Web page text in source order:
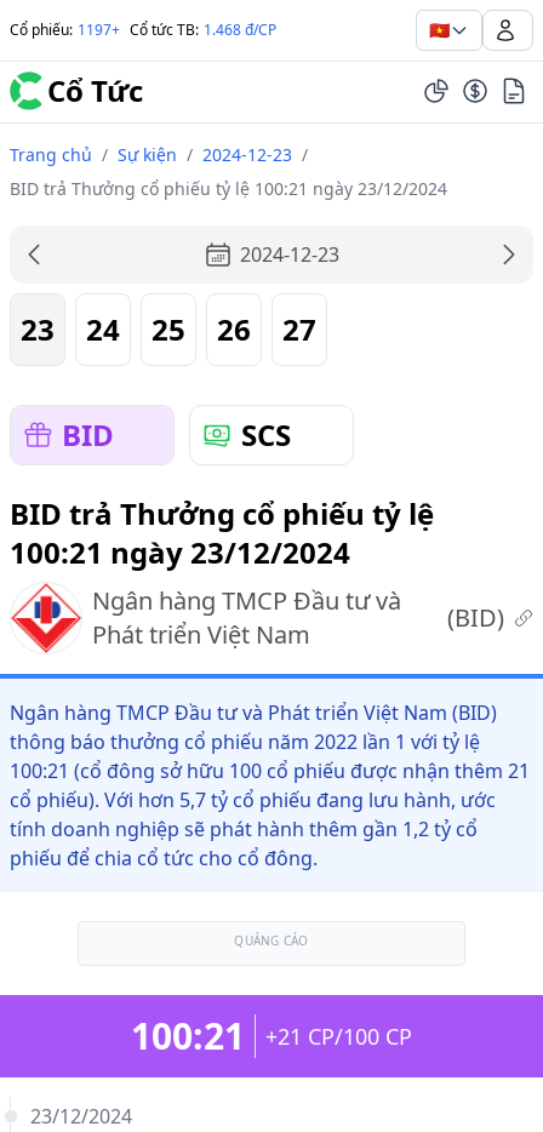
Cổ phiếu: 1197+ Cổ tức TB: 1.468 đ/CP 🇻🇳
Cổ Tức
Trang chủ / Sự kiện / 2024-12-23 /
BID trả Thưởng cổ phiếu tỷ lệ 100:21 ngày 23/12/2024
2024-12-23
23 24 25 26 27
BID
SCS
BID trả Thưởng cổ phiếu tỷ lệ
100:21 ngày 23/12/2024
Ngân hàng TMCP Đầu tư và
Phát triển Việt Nam
(BID)
Ngân hàng TMCP Đầu tư và Phát triển Việt Nam (BID)
thông báo thưởng cổ phiếu năm 2022 lần 1 với tỷ lệ
100:21 (cổ đông sở hữu 100 cổ phiếu được nhận thêm 21
cổ phiếu). Với hơn 5,7 tỷ cổ phiếu đang lưu hành, ước
tính doanh nghiệp sẽ phát hành thêm gần 1,2 tỷ cổ
phiếu để chia cổ tức cho cổ đông.
QUẢNG CÁO
23/12/2024
100:21 +21 CP/100 CP